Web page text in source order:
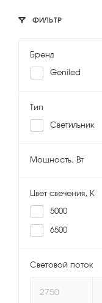
ФИЛЬТР
Бренд
Geniled
Тип
Светильник
Мощность, Вт
Цвет свечения, K
5000
6500
Световой поток